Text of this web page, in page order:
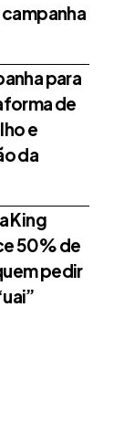
campanha
para
de
e
da
King
50% de
pedir